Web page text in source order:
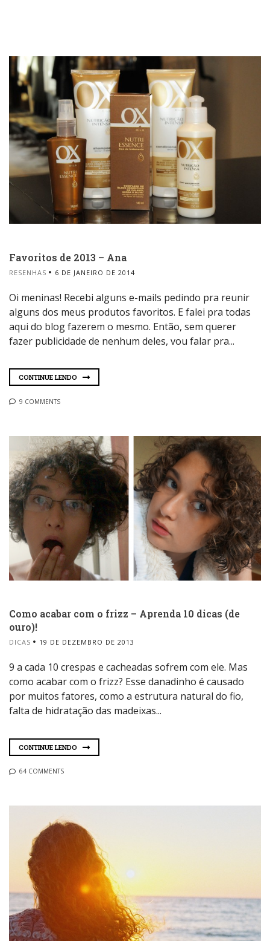
Favoritos de 2013 – Ana
RESENHAS 6 DE JANEIRO DE 2014
Oi meninas! Recebi alguns e-mails pedindo pra reunir
alguns dos meus produtos favoritos. E falei pra todas
aqui do blog fazerem o mesmo. Então, sem querer
fazer publicidade de nenhum deles, vou falar pra...
CONTINUE LENDO
9 COMMENTS
Como acabar com o frizz – Aprenda 10 dicas (de
ouro)!
DICAS 19 DE DEZEMBRO DE 2013
9 a cada 10 crespas e cacheadas sofrem com ele. Mas
como acabar com o frizz? Esse danadinho é causado
por muitos fatores, como a estrutura natural do fio,
falta de hidratação das madeixas...
CONTINUE LENDO
64 COMMENTS